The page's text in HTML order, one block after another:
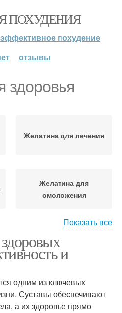
ПОХУДЕНИЯ
эффективное похудение
отзывы
здоровья
Желатина для лечения
Желатина для
омоложения
Вред от желатина
Желатины в сухом виде
Показать все
и
одним из ключевых
Суставы обеспечивают
а их здоровье прямо